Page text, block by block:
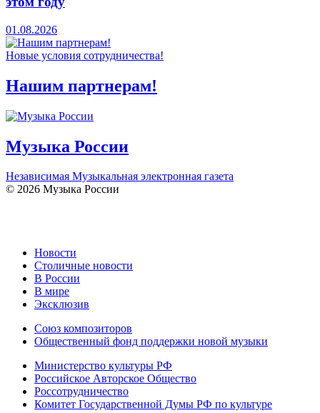
01.08.2026
Новые условия сотрудничества!
Нашим партнерам!
Музыка России
Независимая Музыкальная электронная газета
© 2026 Музыка России
Новости
Столичные новости
В России
В мире
Эксклюзив
Союз композиторов
Общественный фонд поддержки новой музыки
Министерство культуры РФ
Российское Авторское Общество
Россотрудничество
Комитет Государственной Думы РФ по культуре